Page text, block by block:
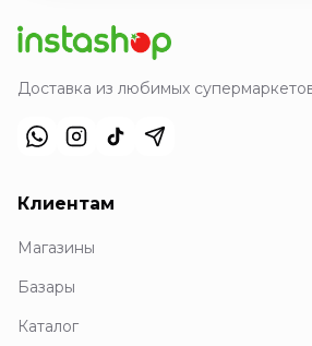
Доставка из любимых
Клиентам
Магазины
Базары
Каталог